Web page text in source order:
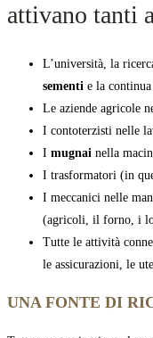
attivano tanti
L’università, la
sementi e la
Le aziende agricole
I contoterzisti nelle
I mugnai nella
I trasformatori (in
I meccanici nelle
(agricoli, il forno, i
Tutte le attività
le assicurazioni, le
UNA FONTE DI